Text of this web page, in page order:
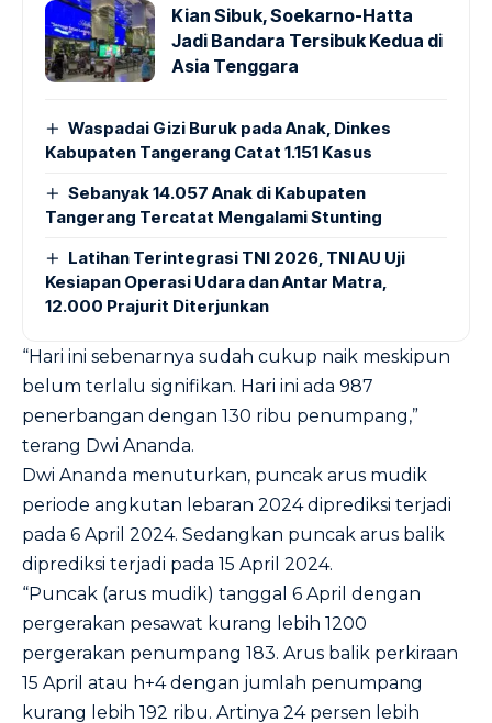
Kian Sibuk, Soekarno-Hatta
Jadi Bandara Tersibuk Kedua di
Asia Tenggara
Waspadai Gizi Buruk pada Anak, Dinkes
Kabupaten Tangerang Catat 1.151 Kasus
Sebanyak 14.057 Anak di Kabupaten
Tangerang Tercatat Mengalami Stunting
Latihan Terintegrasi TNI 2026, TNI AU Uji
Kesiapan Operasi Udara dan Antar Matra,
12.000 Prajurit Diterjunkan
“Hari ini sebenarnya sudah cukup naik meskipun
belum terlalu signifikan. Hari ini ada 987
penerbangan dengan 130 ribu penumpang,”
terang Dwi Ananda.
Dwi Ananda menuturkan, puncak arus mudik
periode angkutan lebaran 2024 diprediksi terjadi
pada 6 April 2024. Sedangkan puncak arus balik
diprediksi terjadi pada 15 April 2024.
“Puncak (arus mudik) tanggal 6 April dengan
pergerakan pesawat kurang lebih 1200
pergerakan penumpang 183. Arus balik perkiraan
15 April atau h+4 dengan jumlah penumpang
kurang lebih 192 ribu. Artinya 24 persen lebih